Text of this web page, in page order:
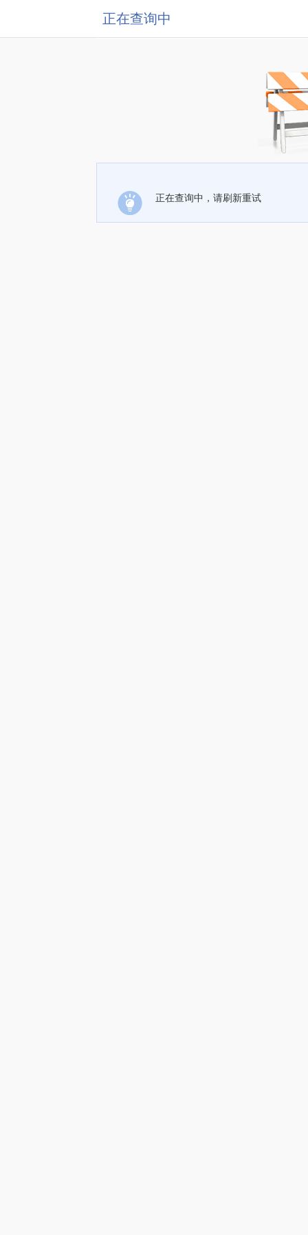
正在查询中
正在查询中，请刷新重试